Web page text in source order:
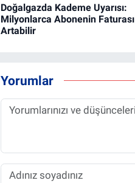
Doğalgazda Kademe Uyarısı:
Milyonlarca Abonenin Faturası
Artabilir
Yorumlar